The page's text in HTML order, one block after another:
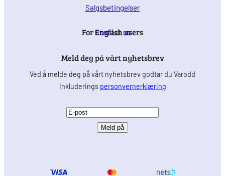
Salgsbetingelser
For English users
Contact us
Meld deg på vårt nyhetsbrev
Ved å melde deg på vårt nyhetsbrev godtar du Varodd
Inkluderings personvernerklæring
E